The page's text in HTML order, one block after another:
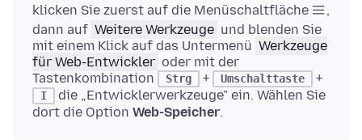
klicken Sie zuerst auf die Menüschaltfläche
,
dann auf Weitere Werkzeuge und blenden Sie
mit einem Klick auf das Untermenü Werkzeuge
für Web-Entwickler oder mit der
Tastenkombination
Strg + Umschalttaste +
I
die „Entwicklerwerkzeuge" ein. Wählen Sie
dort die Option Web-Speicher.